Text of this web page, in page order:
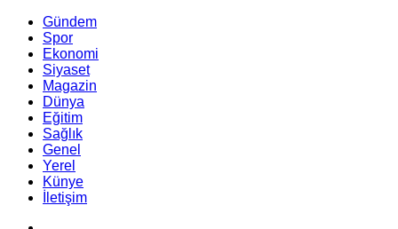
Gündem
Spor
Ekonomi
Siyaset
Magazin
Dünya
Eğitim
Sağlık
Genel
Yerel
Künye
İletişim